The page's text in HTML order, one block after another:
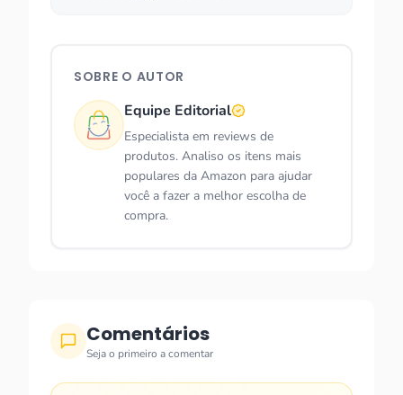
SOBRE O AUTOR
Equipe Editorial
Especialista em reviews de
produtos. Analiso os itens mais
populares da Amazon para ajudar
você a fazer a melhor escolha de
compra.
Comentários
Seja o primeiro a comentar